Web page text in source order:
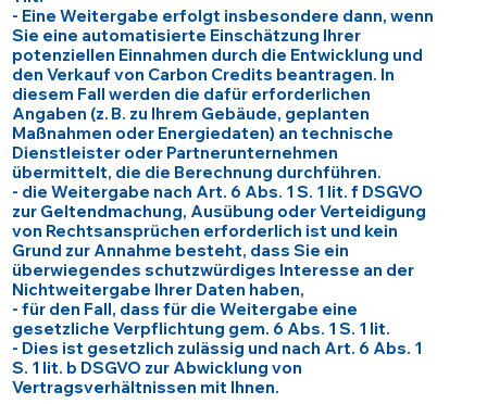
- Eine Weitergabe erfolgt insbesondere dann, wenn
Sie eine automatisierte Einschätzung Ihrer
potenziellen Einnahmen durch die Entwicklung und
den Verkauf von Carbon Credits beantragen. In
diesem Fall werden die dafür erforderlichen
Angaben (z. B. zu Ihrem Gebäude, geplanten
Maßnahmen oder Energiedaten) an technische
Dienstleister oder Partnerunternehmen
übermittelt, die die Berechnung durchführen.
- die Weitergabe nach Art. 6 Abs. 1 S. 1 lit. f DSGVO
zur Geltendmachung, Ausübung oder Verteidigung
von Rechtsansprüchen erforderlich ist und kein
Grund zur Annahme besteht, dass Sie ein
überwiegendes schutzwürdiges Interesse an der
Nichtweitergabe Ihrer Daten haben,
- für den Fall, dass für die Weitergabe eine
gesetzliche Verpflichtung gem. 6 Abs. 1 S. 1 lit.
- Dies ist gesetzlich zulässig und nach Art. 6 Abs. 1
S. 1 lit. b DSGVO zur Abwicklung von
Vertragsverhältnissen mit Ihnen.